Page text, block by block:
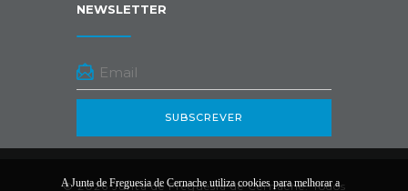
NEWSLETTER
SUBSCREVER
© 2026 Junta de Freguesia de Cernache. Todos
A Junta de Freguesia de Cernache utiliza cookies para melhorar a